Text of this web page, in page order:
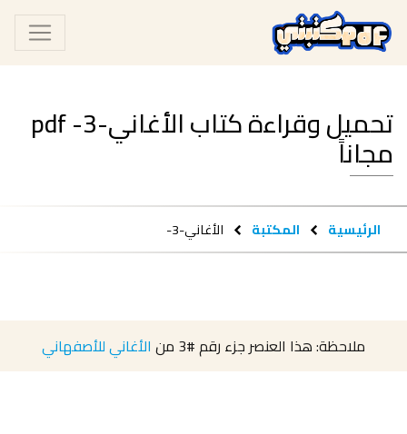
تحميل وقراءة كتاب الأغاني-3- pdf
مجاناً
الرئيسية المكتبة الأغاني-3-
ملاحظة: هذا العنصر جزء رقم#3 من الأغاني للأصفهاني